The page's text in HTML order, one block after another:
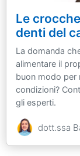
Le
denti del
La domanda
alimentare il
buon modo per
condizioni?
gli esperti.
dott.ssa